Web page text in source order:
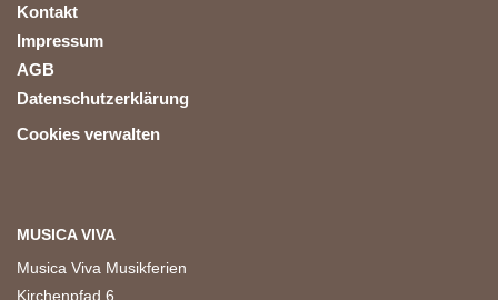
Kontakt
Impressum
AGB
Datenschutzerklärung
Cookies verwalten
MUSICA VIVA
Musica Viva Musikferien
Kirchenpfad 6